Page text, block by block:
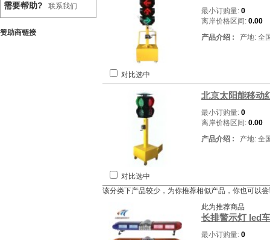
需要帮助? 联系我们
赞助商链接
最小订购量: 0
离岸价格区间: 0.00
产品介绍 : 产地: 全
对比选中
北京太阳能移动
最小订购量: 0
离岸价格区间: 0.00
产品介绍 : 产地: 全
对比选中
该分类下产品较少，为你推荐相似产品，你也可以
此为推荐商品
长排警示灯 led
最小订购量: 0